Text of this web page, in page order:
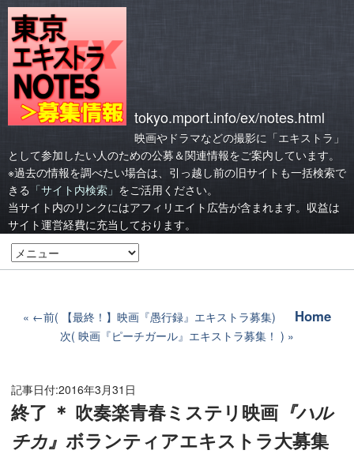
tokyo.mport.info/ex/notes.html
映画やドラマなどの撮影に「エキストラ」
として参加したい人のための公募＆関連情報をご案内しています。
※過去の情報を調べたい場合は、引っ越し前の旧サイトも一括検索で
きる 「サイト内検索」 をご活用ください。
当サイト内のリンクにはアフィリエイト広告が含まれます。収益は
サイト運営経費に充当しております。
←前( 【最終！】映画『愚行録』エキストラ募集) Home
次( 映画『ピーチガール』エキストラ募集！ )
記事日付:2016年3月31日
終了 ＊ 吹奏楽青春ミステリ映画 『ハル
チカ』 ボランティアエキストラ大募集